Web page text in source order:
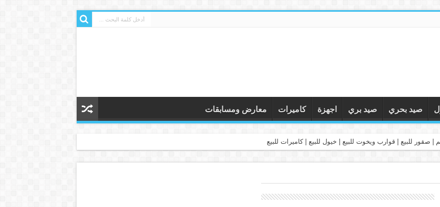
صيد بحري صيد بري اجهزة كاميرات معارض ومسابقات
| صقور للبيع | قوارب ويخوت للبيع | خيول للبيع | كاميرات للبيع